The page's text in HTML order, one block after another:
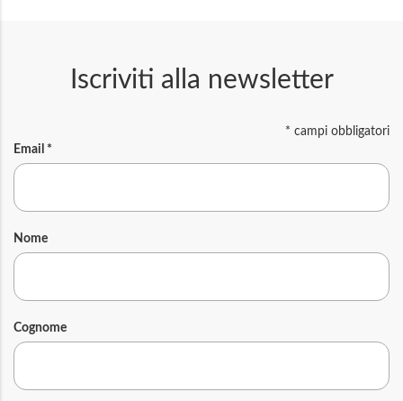
Iscriviti alla newsletter
* campi obbligatori
Email *
Nome
Cognome